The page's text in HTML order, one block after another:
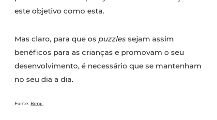
este objetivo como esta.
Mas claro, para que os puzzles sejam assim
benéficos para as crianças e promovam o seu
desenvolvimento, é necessário que se mantenham
no seu dia a dia.
Fonte: Benji